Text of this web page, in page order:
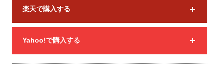
楽天で購入する
Yahoo!で購入する